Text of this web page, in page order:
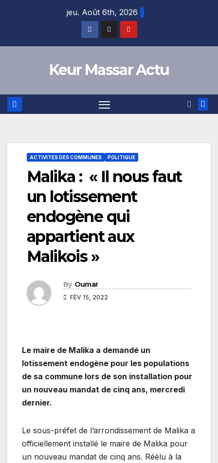
jeu. Août 6th, 2026
Keur Massar Actu
ACTIVITES DES COMMUNES POLITIQUE
Malika : « Il nous faut
un lotissement
endogène qui
appartient aux
Malikois »
By Oumar
FÉV 15, 2022
Le maire de Malika a demandé un
lotissement endogène pour les populations
de sa commune lors de son installation pour
un nouveau mandat de cinq ans, mercredi
dernier.
Le sous-préfet de l’arrondissement de Malika a
officiellement installé le maire de Malika pour
un nouveau mandat de cinq ans. Réélu à la